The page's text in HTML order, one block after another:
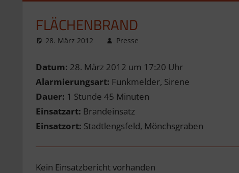
FLÄCHENBRAND
28. März 2012 Presse
Datum: 28. März 2012 um 17:20 Uhr
Alarmierungsart: Funkmelder, Sirene
Dauer: 1 Stunde 45 Minuten
Einsatzart: Brandeinsatz
Einsatzort: Stadtlengsfeld, Mönchsgraben
Kein Einsatzbericht vorhanden